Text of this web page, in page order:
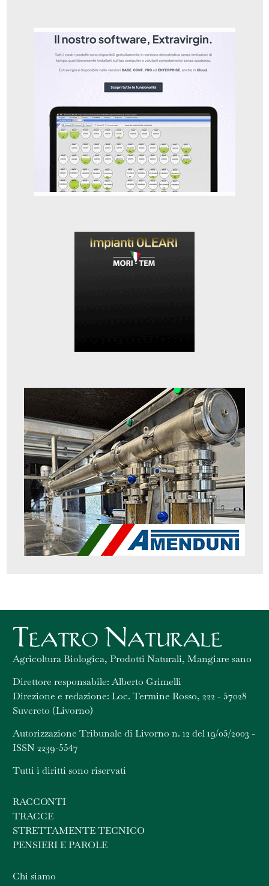
Agricoltura Biologica, Prodotti Naturali, Mangiare sano
Direttore responsabile: Alberto Grimelli
Direzione e redazione: Loc. Termine Rosso, 222 - 57028
Suvereto (Livorno)
Autorizzazione Tribunale di Livorno n. 12 del 19/05/2003 -
ISSN 2239-5547
Tutti i diritti sono riservati
RACCONTI
TRACCE
STRETTAMENTE TECNICO
PENSIERI E PAROLE
Chi siamo